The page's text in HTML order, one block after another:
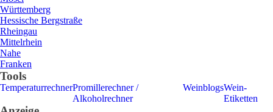
Württemberg
Hessische Bergstraße
Rheingau
Mittelrhein
Nahe
Franken
Tools
TemperaturrechnerPromillerechner /
Alkoholrechner
WeinblogsWein-
Etiketten